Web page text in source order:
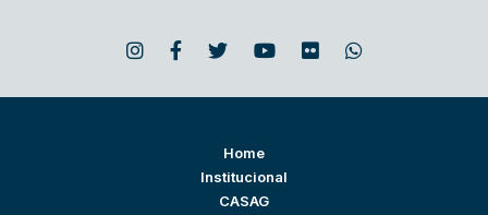
Home
Institucional
CASAG